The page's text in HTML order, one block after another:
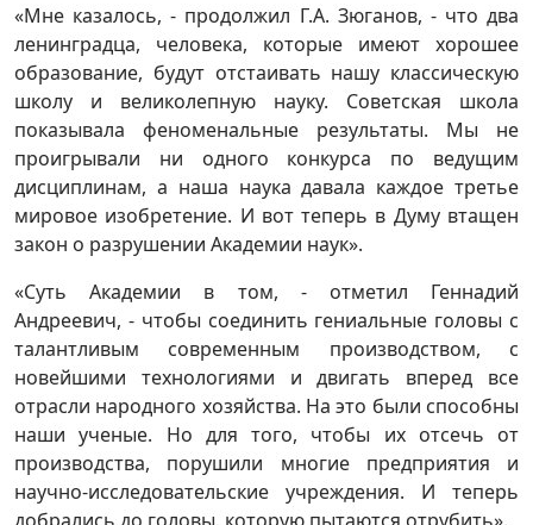
«Мне казалось, - продолжил Г.А. Зюганов, - что два
ленинградца, человека, которые имеют хорошее
образование, будут отстаивать нашу классическую
школу и великолепную науку. Советская школа
показывала феноменальные результаты. Мы не
проигрывали ни одного конкурса по ведущим
дисциплинам, а наша наука давала каждое третье
мировое изобретение. И вот теперь в Думу втащен
закон о разрушении Академии наук».
«Суть Академии в том, - отметил Геннадий
Андреевич, - чтобы соединить гениальные головы с
талантливым современным производством, с
новейшими технологиями и двигать вперед все
отрасли народного хозяйства. На это были способны
наши ученые. Но для того, чтобы их отсечь от
производства, порушили многие предприятия и
научно-исследовательские учреждения. И теперь